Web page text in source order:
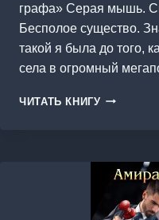
графа» Серая мышь.
Бесполое существо.
такой я была до того,
села в огромный
ЧИТАТЬ КНИГУ ЗАНОЗА
КАК
ДОСТАТЬ